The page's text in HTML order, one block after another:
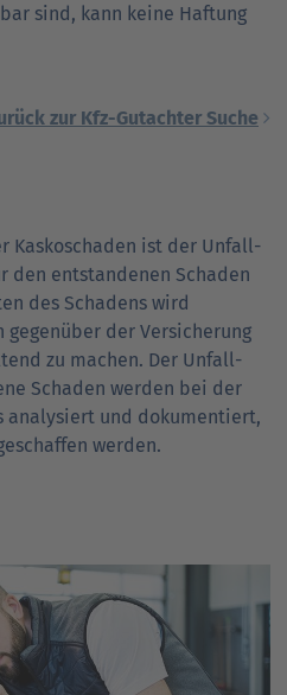
sind, kann keine Haftung
zur Kfz-Gutachter Suche
Kasko­schaden ist der Unfall­
den entstandenen Schaden
des Schadens wird
der Versicherung
zu machen. Der Unfall­
Schaden werden bei der
analysiert und dokumentiert,
werden.